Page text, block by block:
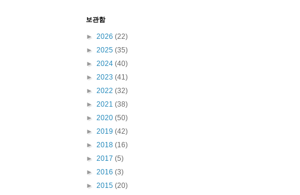
보관함
► 2026 (22)
► 2025 (35)
► 2024 (40)
► 2023 (41)
► 2022 (32)
► 2021 (38)
► 2020 (50)
► 2019 (42)
► 2018 (16)
► 2017 (5)
► 2016 (3)
► 2015 (20)